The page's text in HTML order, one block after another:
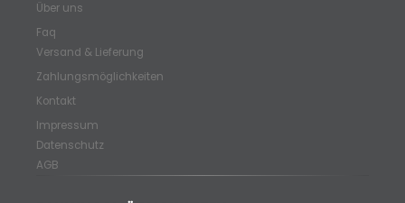
Über uns
Faq
Versand & Lieferung
Zahlungsmöglichkeiten
Kontakt
Impressum
Datenschutz
AGB